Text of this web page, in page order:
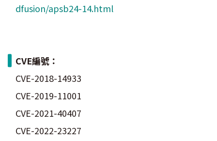
dfusion/apsb24-14.html
CVE編號：
CVE-2018-14933
CVE-2019-11001
CVE-2021-40407
CVE-2022-23227